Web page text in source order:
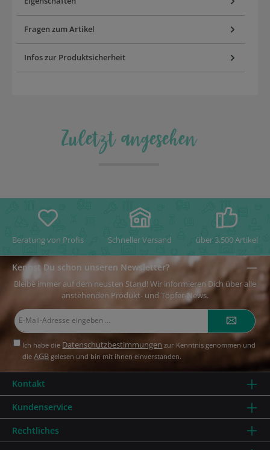
Fragen zum Artikel
Infos zur Produktsicherheit
Zuletzt angesehen
Beratung von Profis Schneller Versand über 3.500 Artikel
Kennst Du schon unseren Newsletter?
Bleibe immer auf dem neusten Stand! Wir informieren Dich über alle
anstehenden Produkt- und Töpfer-News.
Ich habe die Datenschutzbestimmungen zur Kenntnis genommen und
dieAGB gelesen und bin mit ihnen einverstanden.
Kundenservice
Rechtliches
Kontakt